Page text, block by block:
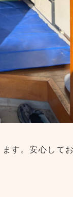
す。安心して